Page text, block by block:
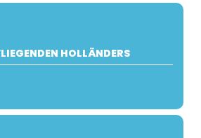
HOLLÄNDERS